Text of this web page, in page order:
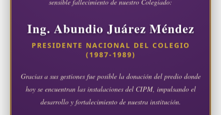
sensible fallecimiento de nuestro Colegiado:
Ing. Abundio Juárez Méndez
PRESIDENTE NACIONAL DEL COLEGIO
(1987-1989)
Gracias a sus gestiones fue posible la donación del predio donde
hoy se encuentran las instalaciones del CIPM, impulsando el
desarrollo y fortalecimiento de nuestra institución.